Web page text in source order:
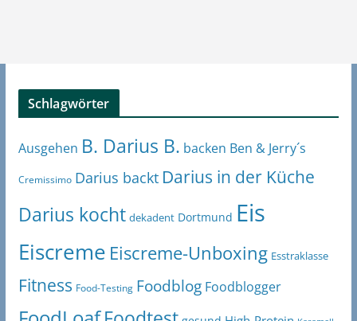
Schlagwörter
Ausgehen B. Darius B. backen Ben & Jerry´s
Cremissimo Darius backt Darius in der Küche
Darius kocht dekadent Dortmund Eis
Eiscreme Eiscreme-Unboxing Esstraklasse
Fitness Food-Testing Foodblog Foodblogger